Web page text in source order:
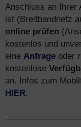
Anschluss an Ihrer
ist (Breitbandnetz
online prüfen
kostenlos und
eine Anfrage oder
kostenlose
an. Infos zum
HIER.